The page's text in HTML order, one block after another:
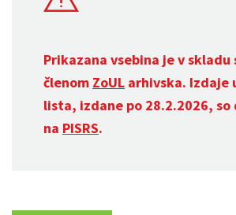
Prikazana vsebina je v skladu
členom ZoUL arhivska. Izdaje
lista, izdane po 28.2.2026, so
na PISRS.